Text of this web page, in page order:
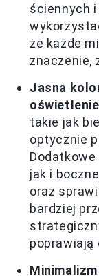
ściennych
że każde
znaczenie,
Jasna
oświetlenie
takie jak
optycznie
Dodatkowe
jak i
oraz
bardziej
poprawiają